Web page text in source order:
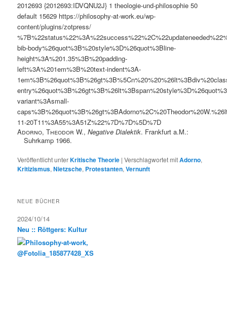
2012693 {2012693:IDVQNU2J} 1 theologie-und-philosophie 50
default 15629 https://philosophy-at-work.eu/wp-
content/plugins/zotpress/
bib-body%26quot%3B%20style%3D%26quot%3Bline-
height%3A%201.35%3B%20padding-
left%3A%201em%3B%20text-indent%3A-
variant%3Asmall-
11-20T11%3A55%3A51Z%22%7D%7D%5D%7D
Adorno, Theodor W.,Negative Dialektik. Frankfurt a.M.:
Suhrkamp 1966.
Veröffentlicht unterKritische Theorie |Verschlagwortet mitAdorno,
Kritizismus,Nietzsche, Protestanten­,Vernunft
NEUE BÜCHER
2024/10/14
Neu :: Röttgers: Kultur